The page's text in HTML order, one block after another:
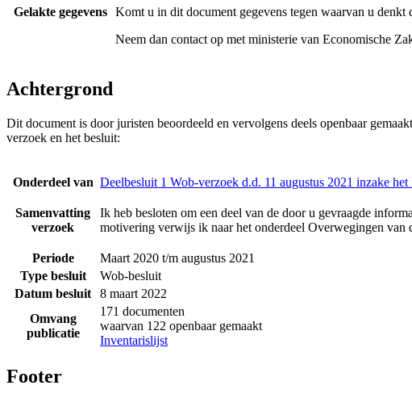
Gelakte gegevens Komt u in dit document gegevens tegen waarvan u denkt
Neem dan contact op met ministerie van Economische
Achtergrond
Dit document is door juristen beoordeeld en vervolgens deels openbaar
verzoek en het besluit:
Onderdeel van Deelbesluit 1 Wob-verzoek d.d. 11 augustus 2021 inzake
Samenvatting
verzoek
Ik heb besloten om een deel van de door u gevraagde
motivering verwijs ik naar het onderdeel Overwegingen van
Periode
Maart 2020 t/m augustus 2021
Type besluit
Wob-besluit
Datum besluit
8 maart 2022
Omvang
publicatie
171 documenten
waarvan 122 openbaar gemaakt
Inventarislijst
Footer